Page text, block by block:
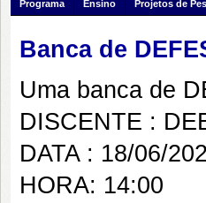
Programa Ensino Projetos de
Banca de
Uma banca de
DISCENTE :
DATA : 18/06/
HORA: 14:00